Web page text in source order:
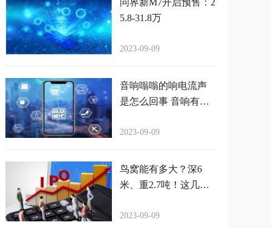
问界新M7开启预售：2
5.8-31.8万
2023-09-09
音响嗡嗡的响电流声
是怎么回事 音响有电
2023-09-09
鸟窝能有多大？深6
米、重2.7吨！这几张
2023-09-09